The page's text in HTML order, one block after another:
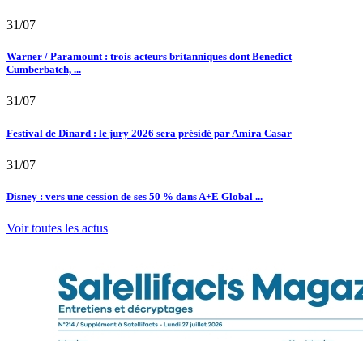
31/07
Warner / Paramount : trois acteurs britanniques dont Benedict
Cumberbatch, ...
31/07
Festival de Dinard : le jury 2026 sera présidé par Amira Casar
31/07
Disney : vers une cession de ses 50 % dans A+E Global ...
Voir toutes les actus